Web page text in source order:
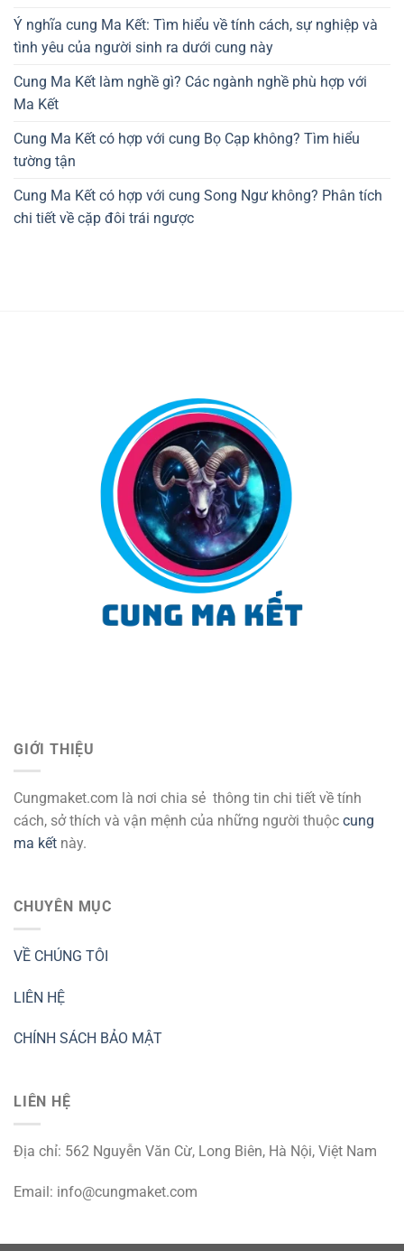
Ý nghĩa cung Ma Kết: Tìm hiểu về tính cách, sự nghiệp và
tình yêu của người sinh ra dưới cung này
Cung Ma Kết làm nghề gì? Các ngành nghề phù hợp với
Ma Kết
Cung Ma Kết có hợp với cung Bọ Cạp không? Tìm hiểu
tường tận
Cung Ma Kết có hợp với cung Song Ngư không? Phân tích
chi tiết về cặp đôi trái ngược
GIỚI THIỆU
Cungmaket.com là nơi chia sẻ thông tin chi tiết về tính
cách, sở thích và vận mệnh của những người thuộc cung
ma kết này.
CHUYÊN MỤC
VỀ CHÚNG TÔI
LIÊN HỆ
CHÍNH SÁCH BẢO MẬT
LIÊN HỆ
Địa chỉ: 562 Nguyễn Văn Cừ, Long Biên, Hà Nội, Việt Nam
Email: info@cungmaket.com